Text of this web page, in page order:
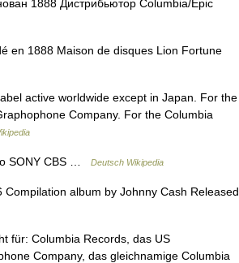
1888 Дистрибьютор Columbia/Epic
en 1888 Maison de disques Lion Fortune
active worldwide except in Japan. For the
Company. For the Columbia
SONY CBS … Deutsch Wikipedia
album by Johnny Cash Released
für: Columbia Records, das US
Company, das gleichnamige Columbia